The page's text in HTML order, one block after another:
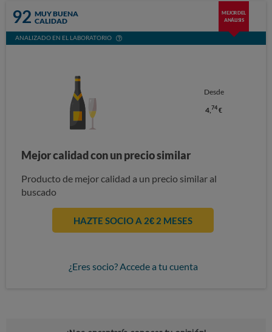
92 MUY BUENA
CALIDAD
MEJOR DEL
ANÁLISIS
ANALIZADO EN EL LABORATORIO
Desde
4, 74 €
Mejor calidad con un precio similar
Producto de mejor calidad a un precio similar al
buscado
HAZTE SOCIO A 2€ 2 MESES
¿Eres socio? Accede a tu cuenta